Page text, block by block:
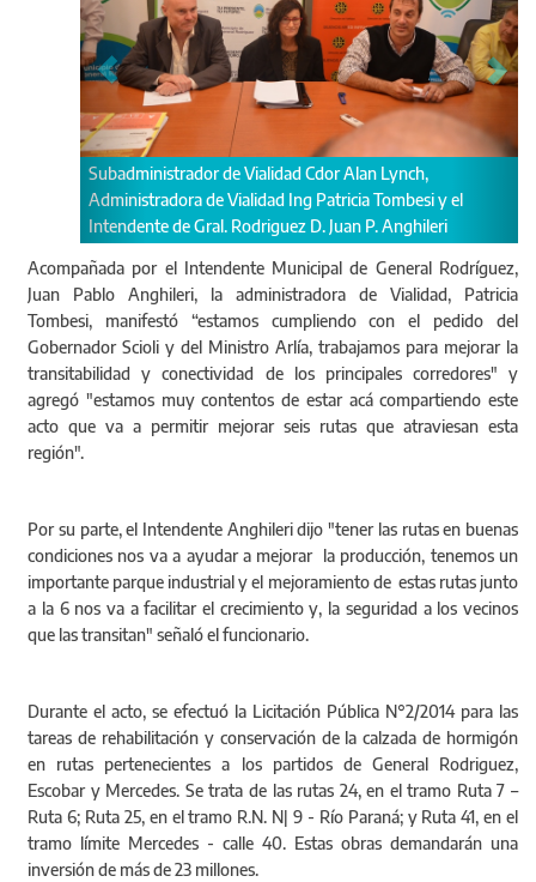
Tombesi y Anghileri en la apertura de sobre en el acto de
licitación
Acompañada por el Intendente Municipal de General Rodríguez,
Juan Pablo Anghileri, la administradora de Vialidad, Patricia
Tombesi, manifestó “estamos cumpliendo con el pedido del
Gobernador Scioli y del Ministro Arlía, trabajamos para mejorar la
transitabilidad y conectividad de los principales corredores" y
agregó "estamos muy contentos de estar acá compartiendo este
acto que va a permitir mejorar seis rutas que atraviesan esta
región".
Por su parte, el Intendente Anghileri dijo "tener las rutas en buenas
condiciones nos va a ayudar a mejorar la producción, tenemos un
importante parque industrial y el mejoramiento de estas rutas junto
a la 6 nos va a facilitar el crecimiento y, la seguridad a los vecinos
que las transitan" señaló el funcionario.
Durante el acto, se efectuó la Licitación Pública N°2/2014 para las
tareas de rehabilitación y conservación de la calzada de hormigón
en rutas pertenecientes a los partidos de General Rodriguez,
Escobar y Mercedes. Se trata de las rutas 24, en el tramo Ruta 7 –
Ruta 6; Ruta 25, en el tramo R.N. N| 9 - Río Paraná; y Ruta 41, en el
tramo límite Mercedes - calle 40. Estas obras demandarán una
inversión de más de 23 millones.